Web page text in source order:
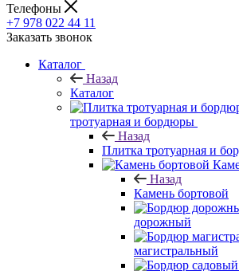
Телефоны
+7 978 022 44 11
Заказать звонок
Каталог
Назад
Каталог
тротуарная и бордюры
Назад
Плитка тротуарная и
Назад
Камень бортовой
дорожный
магистральный